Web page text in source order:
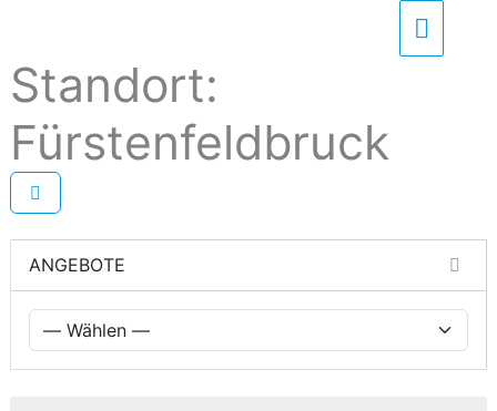
springen
Standort:
Fürstenfeldbruck
ANGEBOTE